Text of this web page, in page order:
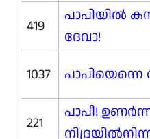
419
പാപിയിൽ
ദേവാ!
1037
221
പാപീ!